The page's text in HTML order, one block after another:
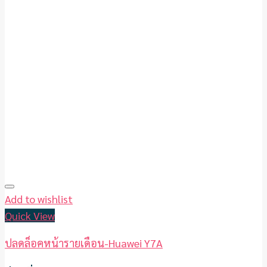
Add to wishlist
Quick View
ปลดล็อคหน้ารายเดือน-Huawei Y7A